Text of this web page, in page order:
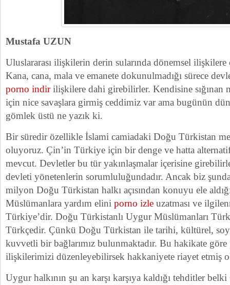
Mustafa UZUN
Uluslararası ilişkilerin derin sularında dönemsel
Kana, cana, mala ve emanete dokunulmadığı sürece
porno indirilişkilere dahi girebilirler. Kendisine sığınan
için nice savaşlara girmiş ceddimiz var ama bugünün
gömlek üstü ne yazık ki.
Bir süredir özellikle İslami camiadaki Doğu Türkistan
oluyoruz. Çin’in Türkiye için bir denge ve hatta
mevcut. Devletler bu tür yakınlaşmalar içerisine
devleti yönetenlerin sorumluluğundadır. Ancak biz
milyon Doğu Türkistan halkı açısından konuyu ele
Müslümanlara yardım elini porno izle uzatması ve
Türkiye’dir. Doğu Türkistanlı Uygur Müslümanları
Türkçedir. Çünkü Doğu Türkistan ile tarihi, kültürel,
kuvvetli bir bağlarımız bulunmaktadır. Bu hakikate
ilişkilerimizi düzenleyebilirsek hakkaniyete riayet etmiş
Uygur halkının şu an karşı karşıya kaldığı tehditler